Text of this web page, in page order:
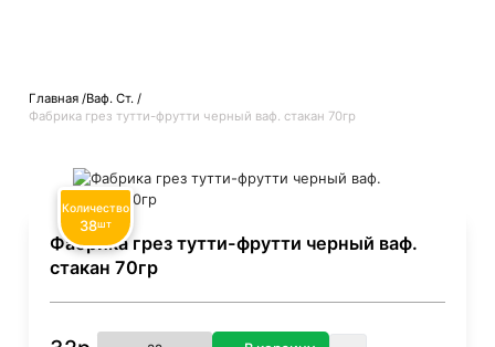
Главная Ваф. Ст.
Фабрика грез тутти-фрутти черный ваф. стакан 70гр
Фабрика грез тутти-фрутти черный ваф.
стакан 70гр
Количество
38шт